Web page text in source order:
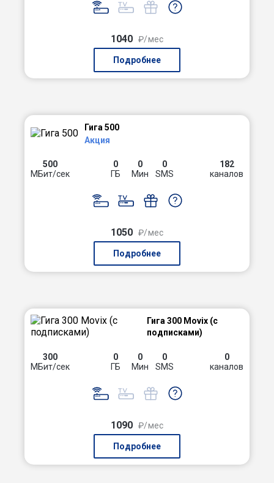
1040 ₽/мес
Подробнее
Гига 500
Акция
500
МБит/сек
0
ГБ
0
Мин
0
SMS
182
каналов
1050 ₽/мес
Подробнее
Гига 300 Movix (с
подписками)
300
МБит/сек
0
ГБ
0
Мин
0
SMS
0
каналов
1090 ₽/мес
Подробнее